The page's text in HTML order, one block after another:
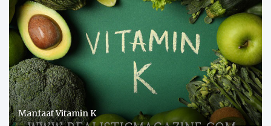
Manfaat Vitamin K